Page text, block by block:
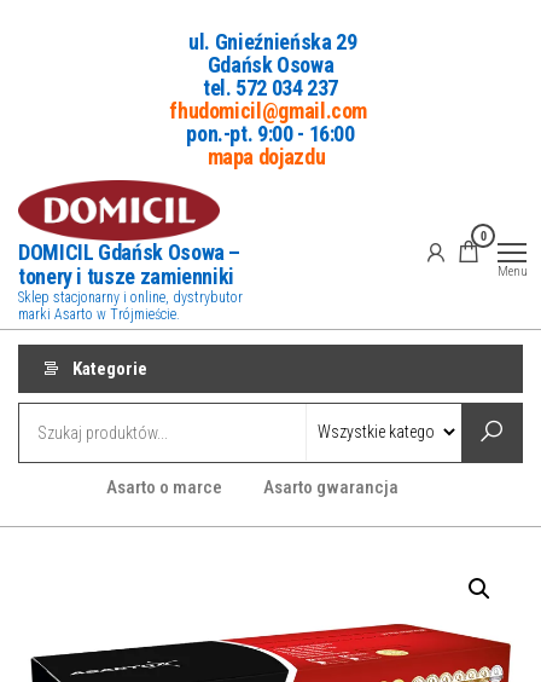
ul. Gnieźnieńska 29
Gdańsk Osowa
tel. 572 034 237
fhudomicil@gmail.com
pon.-pt. 9:00 - 16:00
mapa dojazdu
DOMICIL Gdańsk Osowa –
tonery i tusze zamienniki
Sklep stacjonarny i online, dystrybutor
marki Asarto w Trójmieście.
0
Menu
Kategorie
Asarto o marce Asarto gwarancja